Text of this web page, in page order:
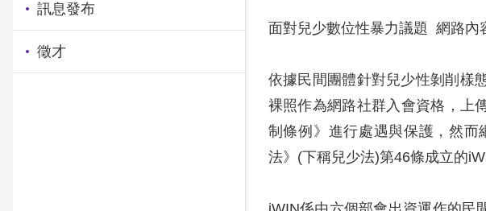
訊息發布
徵才
面對兒少數位性暴力議題 網路內
依據民間團體針對兒少性剝削樣
裸照作為網路社群入會資格，上
制條例》進行處遇與保護，然
法》(下稱兒少法)第46條成立的